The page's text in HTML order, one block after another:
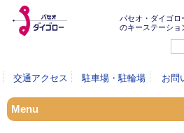
パセオ・ダイゴロ
のキーステーショ
交通アクセス 駐車場・駐輪場 お問
Menu